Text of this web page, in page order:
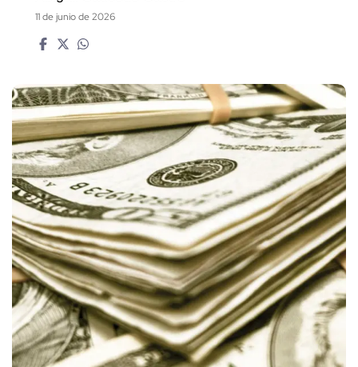
11 de junio de 2026